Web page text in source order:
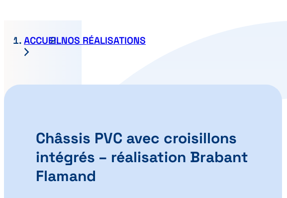
ACCUEILNOS RÉALISATIONS
Châssis PVC avec croisillons
intégrés – réalisation Brabant
Flamand